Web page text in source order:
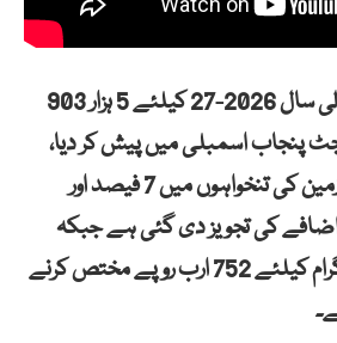
پنجاب حکومت نے مالی سال 2026-27 کیلئے 5 ہزار 903
کا بجٹ پنجاب اسمبلی میں پیش کر دیا،
جس میں سرکاری ملازمین کی تنخواہوں میں 7 فیصد اور
3.5 فیصد اضافے کی تجویز دی گئی ہے جبکہ
صوبے کے ترقیاتی پروگرام کیلئے 752 ارب روپے مختص کرنے